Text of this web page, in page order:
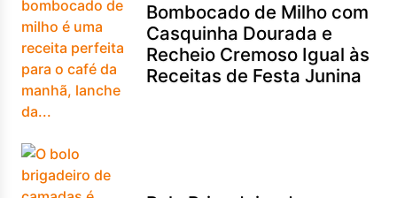
Bombocado de Milho com
Casquinha Dourada e
Recheio Cremoso Igual às
Receitas de Festa Junina